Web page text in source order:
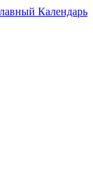
Календарь